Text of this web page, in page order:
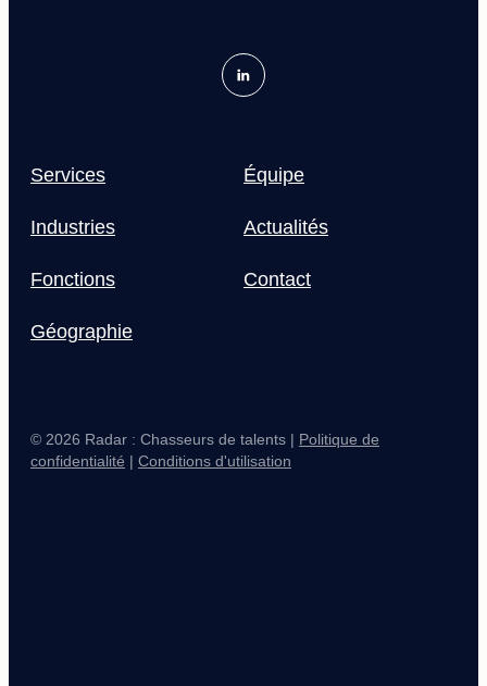
Services
Industries
Fonctions
Géographie
Équipe
Actualités
Contact
© 2026 Radar : Chasseurs de talents | Politique de
confidentialité | Conditions d'utilisation